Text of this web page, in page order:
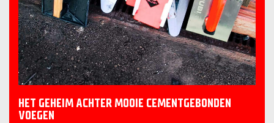
HET GEHEIM ACHTER MOOIE CEMENTGEBONDEN
VOEGEN